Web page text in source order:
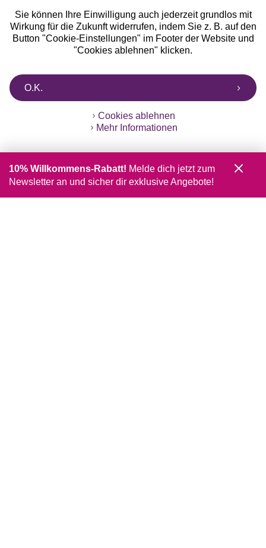
Sie können Ihre Einwilligung auch jederzeit grundlos mit
Wirkung für die Zukunft widerrufen, indem Sie z. B. auf den
Button "Cookie-Einstellungen" im Footer der Website und
"Cookies ablehnen" klicken.
O.K.
Cookies ablehnen
Mehr Informationen
10% Willkommens-Rabatt! Melde dich jetzt zum
Newsletter an und sicher dir exklusive Angebote!